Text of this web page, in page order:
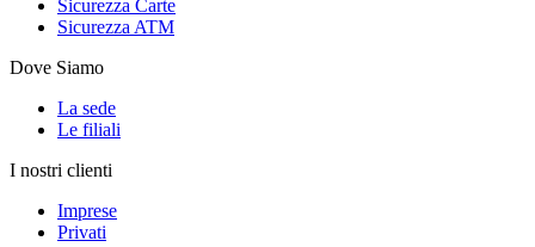
Sicurezza Carte
Sicurezza ATM
Dove Siamo
La sede
Le filiali
I nostri clienti
Imprese
Privati